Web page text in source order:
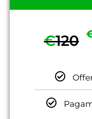
€120